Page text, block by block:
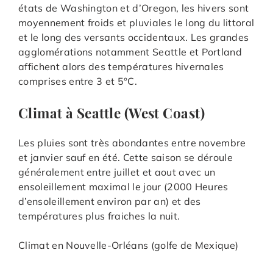
états de Washington et d’Oregon, les hivers sont
moyennement froids et pluviales le long du littoral
et le long des versants occidentaux. Les grandes
agglomérations notamment Seattle et Portland
affichent alors des températures hivernales
comprises entre 3 et 5°C.
Climat à Seattle (West Coast)
Les pluies sont très abondantes entre novembre
et janvier sauf en été. Cette saison se déroule
généralement entre juillet et aout avec un
ensoleillement maximal le jour (2000 Heures
d’ensoleillement environ par an) et des
températures plus fraiches la nuit.
Climat en Nouvelle-Orléans (golfe de Mexique)